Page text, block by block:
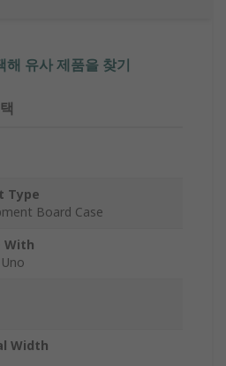
해 유사 제품을 찾기
Type
Board Case
With
Width